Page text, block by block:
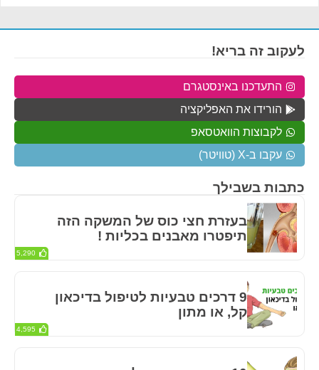
כתבות בשבילך
בעזרת חצי כוס של המשקה הזה
תיפטרו מאבנים בכליות !
5,290
9 דרכים טבעיות לטיפול בדיכאון
קל, או מתון
4,595
לעקוב זה בריא!
התעדכנו באינסטגרם
הורידו את האפליקציה
לקבוצות הוואטסאפ
עקבו ב-X (טוויטר)